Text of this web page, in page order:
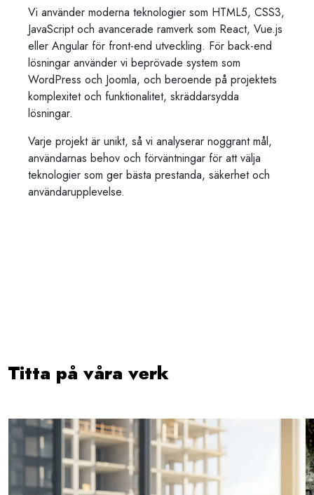
Vi använder moderna teknologier som HTML5, CSS3,
JavaScript och avancerade ramverk som React, Vue.js
eller Angular för front-end utveckling. För back-end
lösningar använder vi beprövade system som
WordPress och Joomla, och beroende på projektets
komplexitet och funktionalitet, skräddarsydda
lösningar.
Varje projekt är unikt, så vi analyserar noggrant mål,
användarnas behov och förväntningar för att välja
teknologier som ger bästa prestanda, säkerhet och
användarupplevelse.
Titta på våra verk